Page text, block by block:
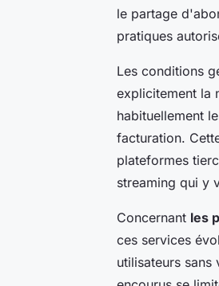
le partage
pratiques
Les conditions
explicitement la
habituellement
facturation.
plateformes
streaming qui y
Concernant les
ces services
utilisateurs